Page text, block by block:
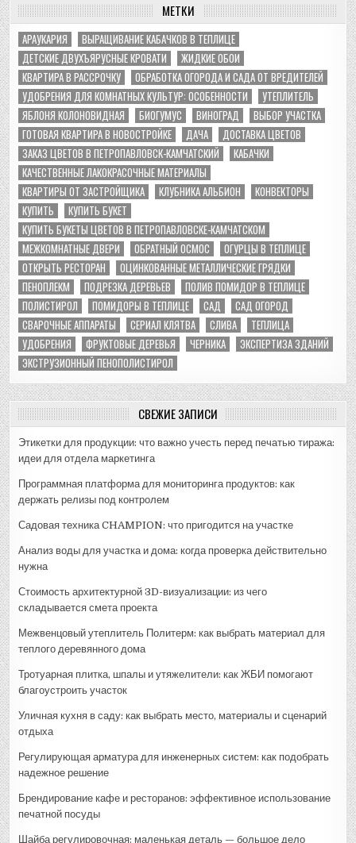
МЕТКИ
АРАУКАРИЯ
ВЫРАЩИВАНИЕ КАБАЧКОВ В ТЕПЛИЦЕ
ДЕТСКИЕ ДВУХЪЯРУСНЫЕ КРОВАТИ
ЖИДКИЕ ОБОИ
КВАРТИРА В РАССРОЧКУ
ОБРАБОТКА ОГОРОДА И САДА ОТ ВРЕДИТЕЛЕЙ
УДОБРЕНИЯ ДЛЯ КОМНАТНЫХ КУЛЬТУР: ОСОБЕННОСТИ
УТЕПЛИТЕЛЬ
ЯБЛОНЯ КОЛОНОВИДНАЯ
БИОГУМУС ВИНОГРАД
ВЫБОР УЧАСТКА
ГОТОВАЯ КВАРТИРА В НОВОСТРОЙКЕ
ДАЧА
ДОСТАВКА ЦВЕТОВ
ЗАКАЗ ЦВЕТОВ В ПЕТРОПАВЛОВСК-КАМЧАТСКИЙ
КАБАЧКИ
КАЧЕСТВЕННЫЕ ЛАКОКРАСОЧНЫЕ МАТЕРИАЛЫ
КВАРТИРЫ ОТ ЗАСТРОЙЩИКА
КЛУБНИКА АЛЬБИОН
КОНВЕКТОРЫ
КУПИТЬ
КУПИТЬ БУКЕТ
КУПИТЬ БУКЕТЫ ЦВЕТОВ В ПЕТРОПАВЛОВСКЕ-КАМЧАТСКОМ
МЕЖКОМНАТНЫЕ ДВЕРИ
ОБРАТНЫЙ ОСМОС
ОГУРЦЫ В ТЕПЛИЦЕ
ОТКРЫТЬ РЕСТОРАН
ОЦИНКОВАННЫЕ МЕТАЛЛИЧЕСКИЕ ГРЯДКИ
ПЕНОПЛЕКМ
ПОДРЕЗКА ДЕРЕВЬЕВ
ПОЛИВ ПОМИДОР В ТЕПЛИЦЕ
ПОЛИСТИРОЛ
ПОМИДОРЫ В ТЕПЛИЦЕ САД
САД ОГОРОД
СВАРОЧНЫЕ АППАРАТЫ
СЕРИАЛ КЛЯТВА СЛИВА
ТЕПЛИЦА
УДОБРЕНИЯ
ФРУКТОВЫЕ ДЕРЕВЬЯ ЧЕРНИКА
ЭКСПЕРТИЗА ЗДАНИЙ
ЭКСТРУЗИОННЫЙ ПЕНОПОЛИСТИРОЛ
СВЕЖИЕ ЗАПИСИ
Этикетки для продукции: что важно учесть перед печатью тиража:
идеи для отдела маркетинга
Программная платформа для мониторинга продуктов: как
держать релизы под контролем
Садовая техника CHAMPION: что пригодится на участке
Анализ воды для участка и дома: когда проверка действительно
нужна
Стоимость архитектурной 3D-визуализации: из чего
складывается смета проекта
Межвенцовый утеплитель Политерм: как выбрать материал для
теплого деревянного дома
Тротуарная плитка, шпалы и утяжелители: как ЖБИ помогают
благоустроить участок
Уличная кухня в саду: как выбрать место, материалы и сценарий
отдыха
Регулирующая арматура для инженерных систем: как подобрать
надежное решение
Брендирование кафе и ресторанов: эффективное использование
печатной посуды
Шайба регулировочная: маленькая деталь — большое дело